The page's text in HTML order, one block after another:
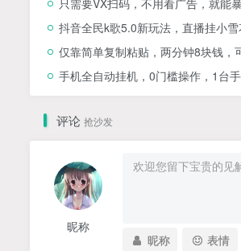
抖音全民k歌5.0新玩法，直播挂小
仅靠简单复制粘贴，两分钟8块钱，
手机全自动挂机，0门槛操作，1台
评论 抢沙发
昵称
昵称 表情